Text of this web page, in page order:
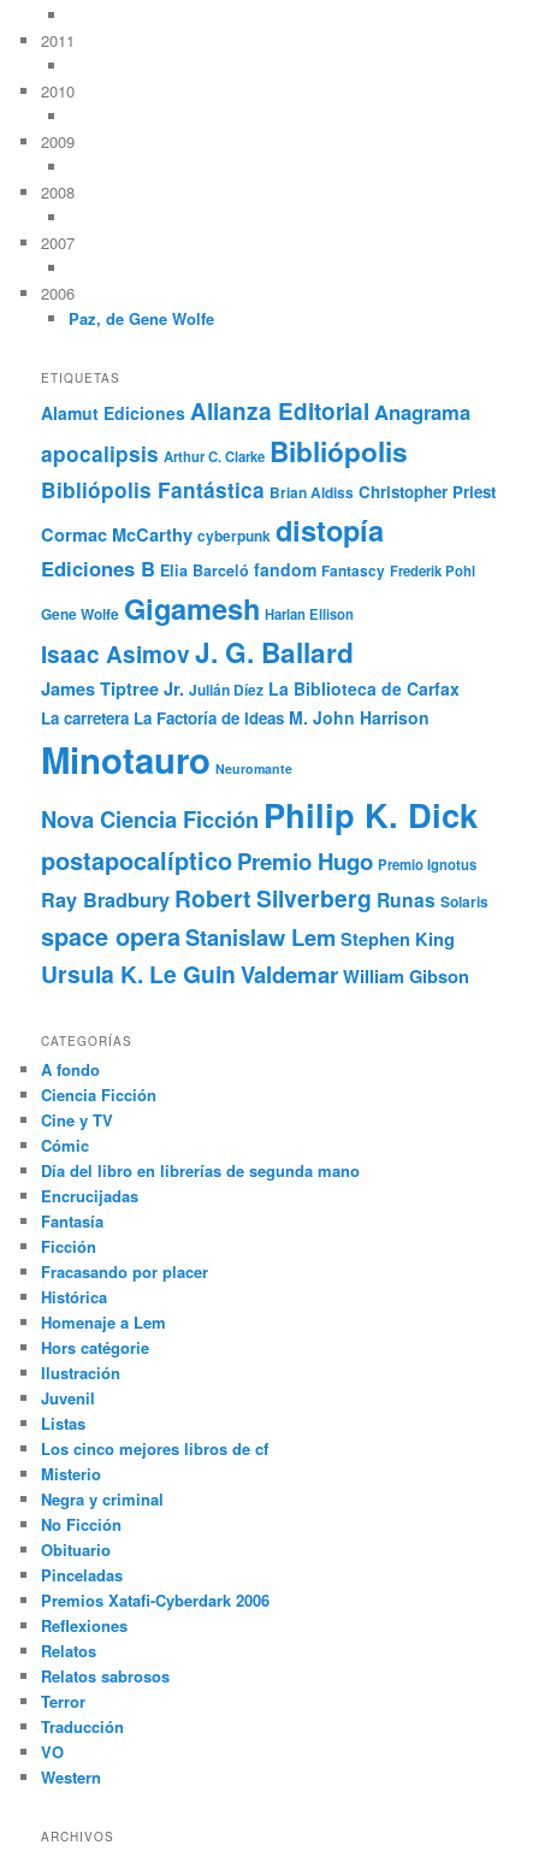
2011
2010
2009
2008
2007
2006
Paz, de Gene Wolfe
ETIQUETAS
Alamut Ediciones Alianza Editorial Anagrama
apocalipsis Arthur C. Clarke Bibliópolis
Bibliópolis Fantástica Brian Aldiss Christopher Priest
Cormac McCarthy cyberpunk distopía
Ediciones B Elia Barceló fandom Fantascy Frederik Pohl
Gene Wolfe Gigamesh Harlan Ellison
Isaac AsimovJ. G. Ballard
James Tiptree Jr. Julián Díez La Biblioteca de Carfax
La carretera La Factoría de Ideas M. John Harrison
Minotauro Neuromante
Nova Ciencia Ficción Philip K. Dick
postapocalípticoPremio Hugo Premio Ignotus
Ray Bradbury Robert Silverberg Runas Solaris
space operaStanislaw Lem Stephen King
Ursula K. Le GuinValdemarWilliam Gibson
CATEGORÍAS
A fondo
Ciencia Ficción
Cine y TV
Cómic
Día del libro en librerías de segunda mano
Encrucijadas
Fantasía
Ficción
Fracasando por placer
Histórica
Homenaje a Lem
Hors catégorie
Ilustración
Juvenil
Listas
Los cinco mejores libros de cf
Misterio
Negra y criminal
No Ficción
Obituario
Pinceladas
Premios Xatafi-Cyberdark 2006
Reflexiones
Relatos
Relatos sabrosos
Terror
Traducción
VO
Western
ARCHIVOS